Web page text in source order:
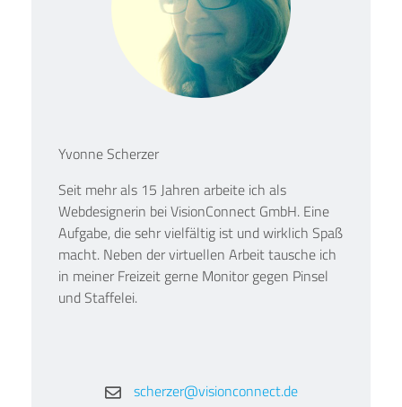
Yvonne Scherzer
Seit mehr als 15 Jahren arbeite ich als
Webdesignerin bei VisionConnect GmbH. Eine
Aufgabe, die sehr vielfältig ist und wirklich Spaß
macht. Neben der virtuellen Arbeit tausche ich
in meiner Freizeit gerne Monitor gegen Pinsel
und Staffelei.
scherzer@visionconnect.de